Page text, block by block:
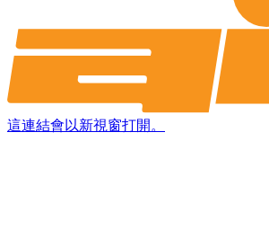
這連結會以新視窗打開。